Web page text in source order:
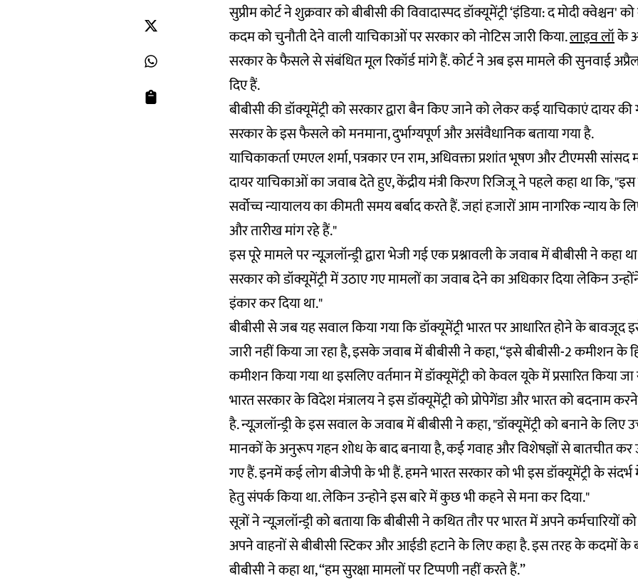
सुप्रीम कोर्ट ने शुक्रवार को बीबीसी की विवादास्पद डॉक्यूमेंट्री ‘इंडिया: द मोदी
कदम को चुनौती देने वाली याचिकाओं पर सरकार को नोटिस जारी किया.लाइव लॉके
सरकार के फैसले से संबंधित मूल रिकॉर्ड मांगे हैं. कोर्ट ने अब इस मामले की सुनवाई
दिए हैं.
बीबीसी की डॉक्यूमेंट्री को सरकार द्वारा बैन किए जाने को लेकर कई याचिकाएं दायर
सरकार के इस फैसले को मनमाना, दुर्भाग्यपूर्ण और असंवैधानिक बताया गया है.
याचिकाकर्ता एमएल शर्मा, पत्रकार एन राम, अधिवक्ता प्रशांत भूषण और टीएमसी सांसद
दायर याचिकाओं का जवाब देते हुए, केंद्रीय मंत्री किरण रिजिजू ने पहले कहा था कि,
सर्वोच्च न्यायालय का कीमती समय बर्बाद करते हैं. जहां हजारों आम नागरिक न्याय के
और तारीख मांग रहे हैं."
इस पूरे मामले पर न्यूज़लॉन्ड्री द्वारा भेजी गई एक प्रश्नावली के जवाब मेंबीबीसी ने कहा
सरकार को डॉक्यूमेंट्री में उठाए गए मामलों का जवाब देने का अधिकार दिया लेकिन
इंकार कर दिया था."
बीबीसी से जब यह सवाल किया गया कि डॉक्यूमेंट्री भारत पर आधारित होने के बावजूद
जारी नहीं किया जा रहा है, इसके जवाब में बीबीसी ने कहा, “इसे बीबीसी-2 कमीशन
कमीशन किया गया था इसलिए वर्तमान में डॉक्यूमेंट्री को केवल यूके में प्रसारित किया जा
भारत सरकार के विदेश मंत्रालय ने इस डॉक्यूमेंट्री को प्रोपेगेंडा और भारत को बदनाम
है. न्यूज़लॉन्ड्री के इस सवाल के जवाब में बीबीसी ने कहा, "डॉक्यूमेंट्री को बनाने के लिए
मानकों के अनुरूप गहन शोध के बाद बनाया है, कई गवाह और विशेषज्ञों से बातचीत कर
गए हैं. इनमें कई लोग बीजेपी के भी हैं. हमने भारत सरकार को भी इस डॉक्यूमेंट्री के
हेतु संपर्क किया था. लेकिन उन्होने इस बारे में कुछ भी कहने से मना कर दिया."
सूत्रों ने न्यूज़लॉन्ड्री को बताया कि बीबीसी ने कथित तौर पर भारत में अपने कर्मचारियों
अपने वाहनों से बीबीसी स्टिकर और आईडी हटाने के लिए कहा है. इस तरह के कदमों के
बीबीसी ने कहा था, “हम सुरक्षा मामलों पर टिप्पणी नहीं करते हैं.”